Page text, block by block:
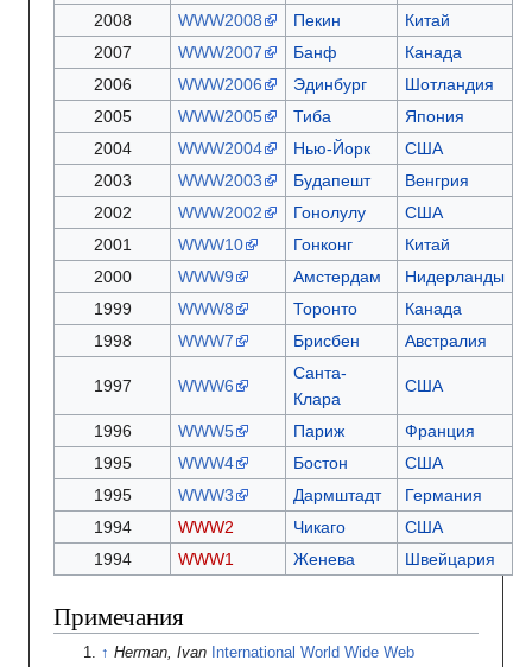
2008
WWW2008 Пекин
Китай
2007
WWW2007 Банф
Канада
2006
WWW2006 Эдинбург
Шотландия
2005
WWW2005 Тиба
Япония
2004
WWW2004 Нью-Йорк
США
2003
WWW2003 Будапешт
Венгрия
2002
WWW2002 Гонолулу
США
2001
WWW10 Гонконг
Китай
2000
WWW9 Амстердам
Нидерланды
1999
WWW8 Торонто
Канада
1998
WWW7 Брисбен Австралия
1997 WWW6
Санта-
Клара
США
1996 WWW5 Париж
Франция
1995
WWW4 Бостон
США
1995
WWW3 Дармштадт
Германия
1994
WWW2 Чикаго
США
1994
WWW1 Женева Швейцария
Примечания
Herman, Ivan International World Wide Web